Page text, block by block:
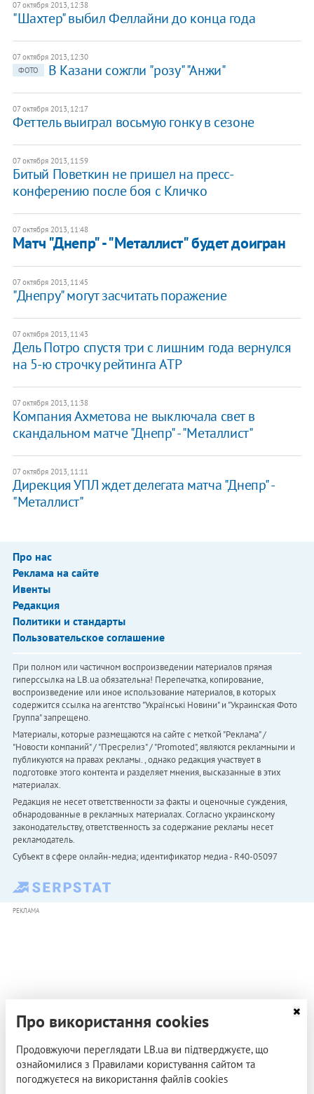
07 октября 2013, 12:38
"Шахтер" выбил Феллайни до конца года
07 октября 2013, 12:30
ФОТО
В Казани сожгли "розу" "Анжи"
07 октября 2013, 12:17
Феттель выиграл восьмую гонку в сезоне
07 октября 2013, 11:59
Битый Поветкин не пришел на пресс-
конферению после боя с Кличко
07 октября 2013, 11:48
Матч "Днепр" - "Металлист" будет доигран
07 октября 2013, 11:45
"Днепру" могут засчитать поражение
07 октября 2013, 11:43
Дель Потро спустя три с лишним года вернулся
на 5-ю строчку рейтинга ATP
07 октября 2013, 11:38
Компания Ахметова не выключала свет в
скандальном матче "Днепр" - "Металлист"
07 октября 2013, 11:11
Дирекция УПЛ ждет делегата матча "Днепр" -
"Металлист"
Про нас
Реклама на сайте
Ивенты
Редакция
Политики и стандарты
Пользовательское соглашение
При полном или частичном воспроизведении материалов прямая
гиперссылка на LB.ua обязательна! Перепечатка, копирование,
воспроизведение или иное использование материалов, в которых
содержится ссылка на агентство "Українськi Новини" и "Украинская Фото
Группа" запрещено.
Материалы, которые размещаются на сайте с меткой "Реклама" /
"Новости компаний" / "Пресрелиз" / "Promoted", являются рекламными и
публикуются на правах рекламы. , однако редакция участвует в
подготовке этого контента и разделяет мнения, высказанные в этих
материалах.
Редакция не несет ответственности за факты и оценочные суждения,
обнародованные в рекламных материалах. Согласно украинскому
законодательству, ответственность за содержание рекламы несет
рекламодатель.
Субъект в сфере онлайн-медиа; идентификатор медиа - R40-05097
РЕКЛАМА
Про використання cookies
Продовжуючи переглядати LB.ua ви підтверджуєте, що
ознайомилися з Правилами користування сайтом та
погоджуєтеся на використання файлів cookies